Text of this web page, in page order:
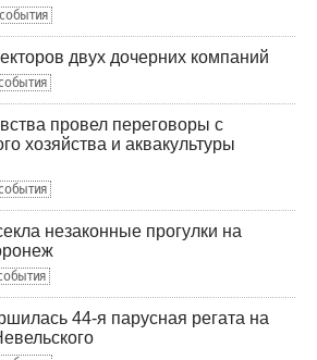
события
двух дочерних компаний
провел переговоры с
хозяйства и аквакультуры
незаконные прогулки на
44-я парусная регата на